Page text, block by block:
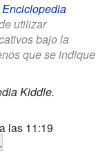
Enciclopedia
utilizar
bajo la
que se indique
Kiddle.
las 11:19
.